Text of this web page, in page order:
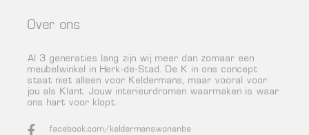
Over ons
Al 3 generaties lang zijn wij meer dan zomaar een
meubelwinkel in Herk-de-Stad. De K in ons concept
staat niet alleen voor Keldermans, maar vooral voor
jou als Klant. Jouw interieurdromen waarmaken is waar
ons hart voor klopt.
facebook.com/keldermanswonenbe